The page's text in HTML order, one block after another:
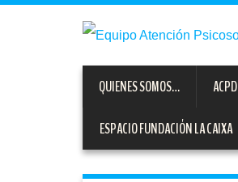
QUIENES SOMOS… ACPD
ESPACIO FUNDACIÓN LA CAIXA